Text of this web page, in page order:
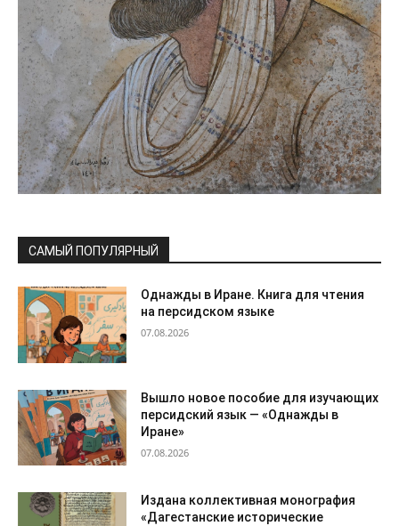
САМЫЙ ПОПУЛЯРНЫЙ
Однажды в Иране. Книга для чтения
на персидском языке
07.08.2026
Вышло новое пособие для изучающих
персидский язык — «Однажды в
Иране»
07.08.2026
Издана коллективная монография
«Дагестанские исторические